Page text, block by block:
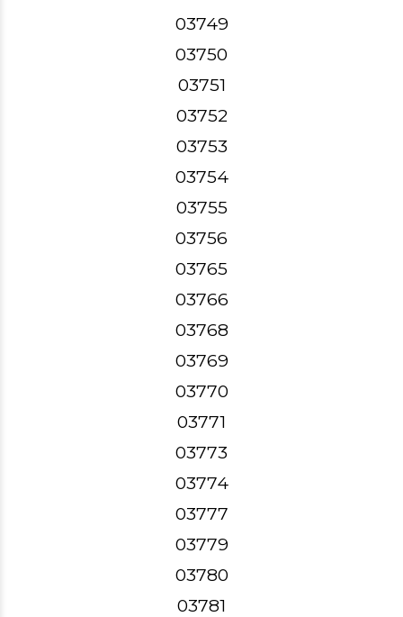
03749
03750
03751
03752
03753
03754
03755
03756
03765
03766
03768
03769
03770
03771
03773
03774
03777
03779
03780
03781